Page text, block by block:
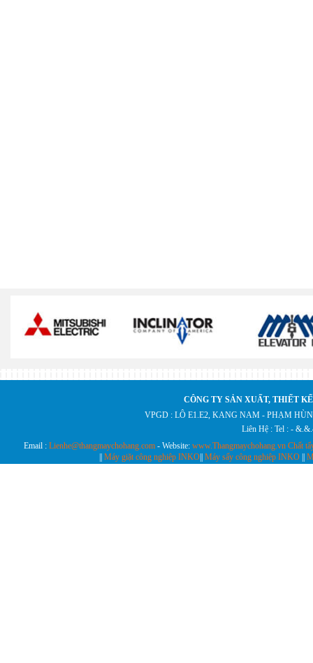
CÔNG TY SẢN XUẤT, THIẾT
VPGD : LÔ E1.E2, KANG NAM - PHẠM
Liên Hệ : Tel : -
Email : Lienhe@thangmaychohang.com - Website: www.Thangmaychohang.vn Chất
Máy giặt công nghiệp INKO Máy sấy công nghiệp INKO